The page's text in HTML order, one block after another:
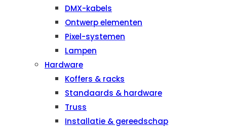
DMX-kabels
Ontwerp elementen
Pixel-systemen
Lampen
Hardware
Koffers & racks
Standaards & hardware
Truss
Installatie & gereedschap